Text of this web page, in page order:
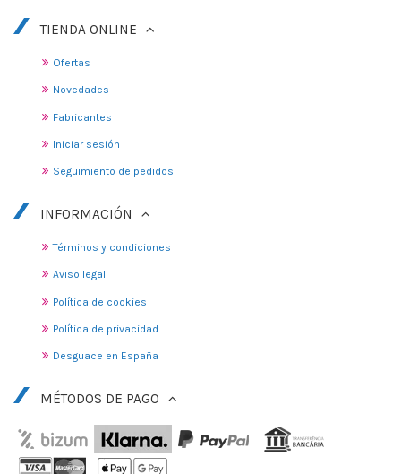
TIENDA ONLINE
Ofertas
Novedades
Fabricantes
Iniciar sesión
Seguimiento de pedidos
INFORMACIÓN
Términos y condiciones
Aviso legal
Política de cookies
Política de privacidad
Desguace en España
MÉTODOS DE PAGO